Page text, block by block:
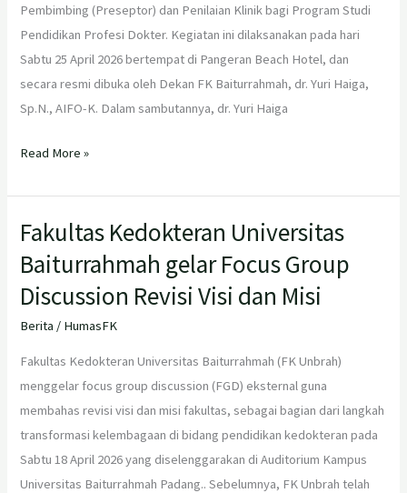
Pembimbing (Preseptor) dan Penilaian Klinik bagi Program Studi
Pendidikan Profesi Dokter. Kegiatan ini dilaksanakan pada hari
Sabtu 25 April 2026 bertempat di Pangeran Beach Hotel, dan
secara resmi dibuka oleh Dekan FK Baiturrahmah, dr. Yuri Haiga,
Sp.N., AIFO-K. Dalam sambutannya, dr. Yuri Haiga
Read More »
Fakultas Kedokteran Universitas
Baiturrahmah gelar Focus Group
Discussion Revisi Visi dan Misi
Berita / HumasFK
Fakultas Kedokteran Universitas Baiturrahmah (FK Unbrah)
menggelar focus group discussion (FGD) eksternal guna
membahas revisi visi dan misi fakultas, sebagai bagian dari langkah
transformasi kelembagaan di bidang pendidikan kedokteran pada
Sabtu 18 April 2026 yang diselenggarakan di Auditorium Kampus
Universitas Baiturrahmah Padang.. Sebelumnya, FK Unbrah telah
Fakultas
Kedokteran
Universitas
Baiturrahmah
gelar